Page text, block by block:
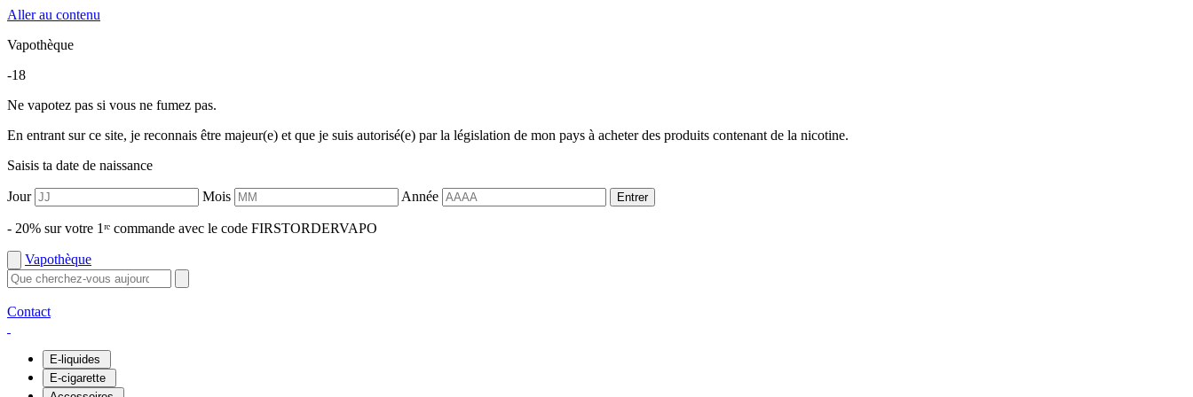
Aller au contenu
Vapothèque
-18
Ne vapotez pas si vous ne fumez pas.
En entrant sur ce site, je reconnais être majeur(e) et que je suis autorisé(e) par la législation de mon pays à acheter des produits contenant de la nicotine.
Saisis ta date de naissance
Jour Mois Année Entrer
- 20% sur votre 1ʳᵉ commande avec le code FIRSTORDERVAPO
Vapothèque
Contact
E-liquides
E-cigarette